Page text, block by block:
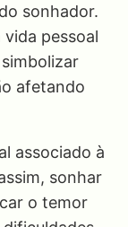
sonhador.
pessoal
afetando
associado à
sonhar
o temor